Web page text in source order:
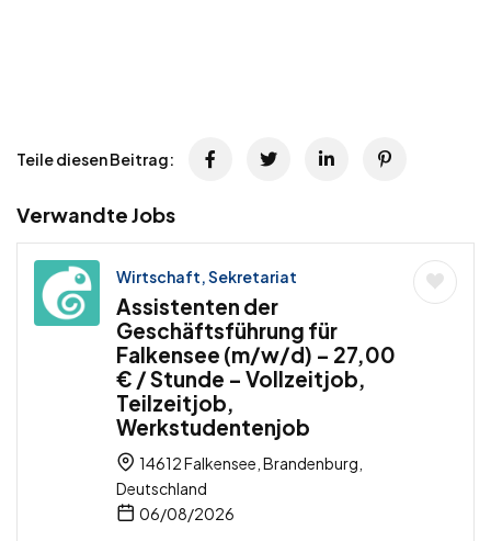
Teile diesen Beitrag:
Verwandte Jobs
Wirtschaft, Sekretariat
Assistenten der
Geschäftsführung für
Falkensee (m/w/d) – 27,00
€ / Stunde – Vollzeitjob,
Teilzeitjob,
Werkstudentenjob
14612 Falkensee, Brandenburg,
Deutschland
06/08/2026